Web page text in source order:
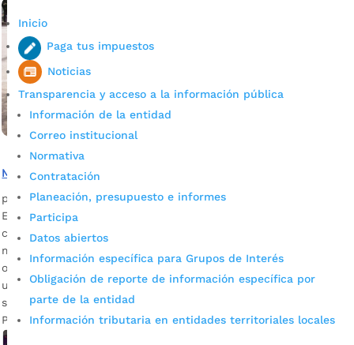
Inicio
Paga tus impuestos
Noticias
Transparencia y acceso a la información pública
Información de la entidad
Correo institucional
Normativa
Contratación
Planeación, presupuesto e informes
Participa
Datos abiertos
Información específica para Grupos de Interés
Obligación de reporte de información específica por
parte de la entidad
Información tributaria en entidades territoriales locales
Metrobici tiene una nueva estación en el Parque Turbay
por Alcaldía de Bucaramanga|Jul 3, 2020
El sistema gratuito de bicicletas amplia su cobertura para
conectar pedaleando a la ciudad en el marco de una
movilidad sostenible. Descargar audios: Jennifer Villarreal,
operaria de Metrobici en el Parque Turbay / Rosalba Amaya,
usuaria de Metrobici Actualmente las estaciones en servicio
se ubican en el Parque Estación UIS, Parque Cristo Rey,
Parque de Los […]